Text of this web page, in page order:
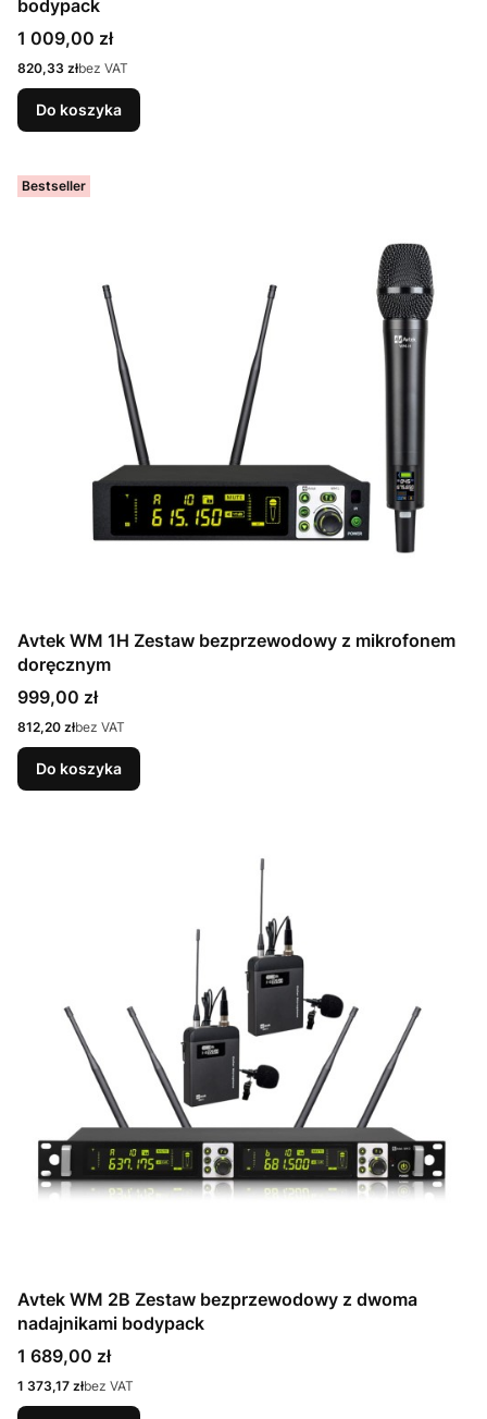
bodypack
Cena
1 009,00 zł
Cena
820,33 złbez VAT
Do koszyka
Bestseller
Avtek WM 1H Zestaw bezprzewodowy z mikrofonem
doręcznym
Cena
999,00 zł
Cena
812,20 złbez VAT
Do koszyka
Avtek WM 2B Zestaw bezprzewodowy z dwoma
nadajnikami bodypack
Cena
1 689,00 zł
Cena
1 373,17 złbez VAT